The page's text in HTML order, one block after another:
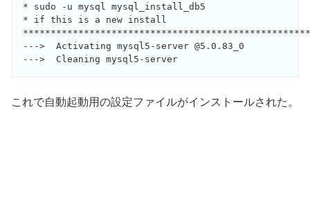
* sudo -u mysql mysql_install_db5
* if this is a new install
--->  Activating mysql5-server @5.0.83_0
これで自動起動用の設定ファイルがインストールされた。